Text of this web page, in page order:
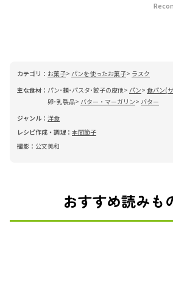
カテゴリ： お菓子 パンを使ったお菓子
ラスク
主な食材： パン･麺･パスタ･餃子の皮他 パン
食パン(
卵･乳製品
バター・マーガリン
バター
ジャンル： 洋食
レシピ作成・調理： 本間節子
撮影： 公文美和
おすすめ読みも